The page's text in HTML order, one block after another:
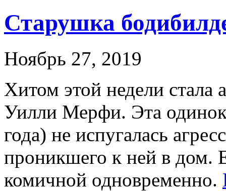
Старушка
Ноябрь 27, 2019
Хитом этой недели стала
Уилли Мерфи. Эта
года) не испугалась
проникшего к ней в дом.
комичной одновременно.